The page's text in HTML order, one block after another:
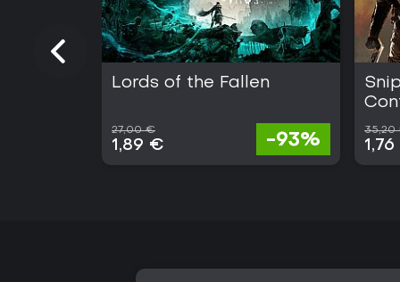
Lords of the Fallen
27,00 €
1,89 € -93%
35,20